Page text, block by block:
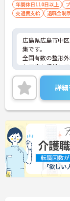
年間休日110日以上
交通費支給
退職金制
広島県広島市中
集です。
全国有数の整形
た医療を提供し
域連携業務や入
談窓口対応など
専門性を発揮で
勤務は日勤のみ
と、プライベー
です。最寄りの
も魅力の一つで
ヶ月分の支給実
ど福利厚生面も
ご興味のある方
詳細をお話いた
い。
詳